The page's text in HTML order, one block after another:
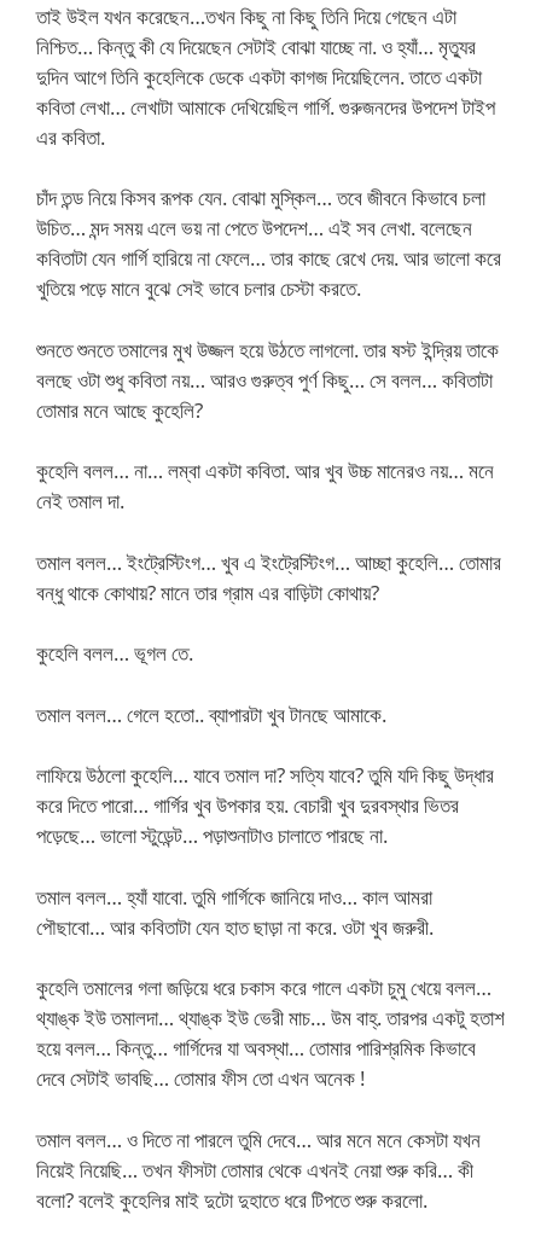
তাই উইল যখন করেছেন…তখন কিছু না কিছু তিনি দিয়ে গেছেন এটা
নিশ্চিত… কিন্তু কী যে দিয়েছেন সেটাই বোঝা যাচ্ছে না. ও হ্যাঁ… মৃত্যুর
দুদিন আগে তিনি কুহেলিকে ডেকে একটা কাগজ দিয়েছিলেন. তাতে একটা
কবিতা লেখা… লেখাটা আমাকে দেখিয়েছিল গার্গি. গুরুজনদের উপদেশ টাইপ
এর কবিতা.
চাঁদ তন্ড নিয়ে কিসব রূপক যেন. বোঝা মুস্কিল… তবে জীবনে কিভাবে চলা
উচিত… মন্দ সময় এলে ভয় না পেতে উপদেশ… এই সব লেখা. বলেছেন
কবিতাটা যেন গার্গি হারিয়ে না ফেলে… তার কাছে রেখে দেয়. আর ভালো করে
খুতিয়ে পড়ে মানে বুঝে সেই ভাবে চলার চেস্টা করতে.
শুনতে শুনতে তমালের মুখ উজ্জল হয়ে উঠতে লাগলো. তার ষস্ট ইন্দ্রিয় তাকে
বলছে ওটা শুধু কবিতা নয়… আরও গুরুত্ব পুর্ণ কিছু… সে বলল… কবিতাটা
তোমার মনে আছে কুহেলি?
কুহেলি বলল… না… লম্বা একটা কবিতা. আর খুব উচ্চ মানেরও নয়… মনে
নেই তমাল দা.
তমাল বলল… ইংট্রেস্টিংগ… খুব এ ইংট্রেস্টিংগ… আচ্ছা কুহেলি… তোমার
বন্ধু থাকে কোথায়? মানে তার গ্রাম এর বাড়িটা কোথায়?
কুহেলি বলল… ভূগল তে.
তমাল বলল… গেলে হতো.. ব্যাপারটা খুব টানছে আমাকে.
লাফিয়ে উঠলো কুহেলি… যাবে তমাল দা? সত্যি যাবে? তুমি যদি কিছু উদ্ধার
করে দিতে পারো… গার্গির খুব উপকার হয়. বেচারী খুব দুরবস্থার ভিতর
পড়েছে… ভালো স্টুডেন্ট… পড়াশুনাটাও চালাতে পারছে না.
তমাল বলল… হ্যাঁ যাবো. তুমি গার্গিকে জানিয়ে দাও… কাল আমরা
পৌছাবো… আর কবিতাটা যেন হাত ছাড়া না করে. ওটা খুব জরুরী.
কুহেলি তমালের গলা জড়িয়ে ধরে চকাস করে গালে একটা চুমু খেয়ে বলল…
থ্যাঙ্ক ইউ তমালদা… থ্যাঙ্ক ইউ ভেরী মাচ… উম বাহ্. তারপর একটু হতাশ
হয়ে বলল… কিন্তু… গার্গিদের যা অবস্থা… তোমার পারিশ্রমিক কিভাবে
দেবে সেটাই ভাবছি… তোমার ফীস তো এখন অনেক !
তমাল বলল… ও দিতে না পারলে তুমি দেবে… আর মনে মনে কেসটা যখন
নিয়েই নিয়েছি… তখন ফীসটা তোমার থেকে এখনই নেয়া শুরু করি… কী
বলো? বলেই কুহেলির মাই দুটো দুহাতে ধরে টিপতে শুরু করলো.